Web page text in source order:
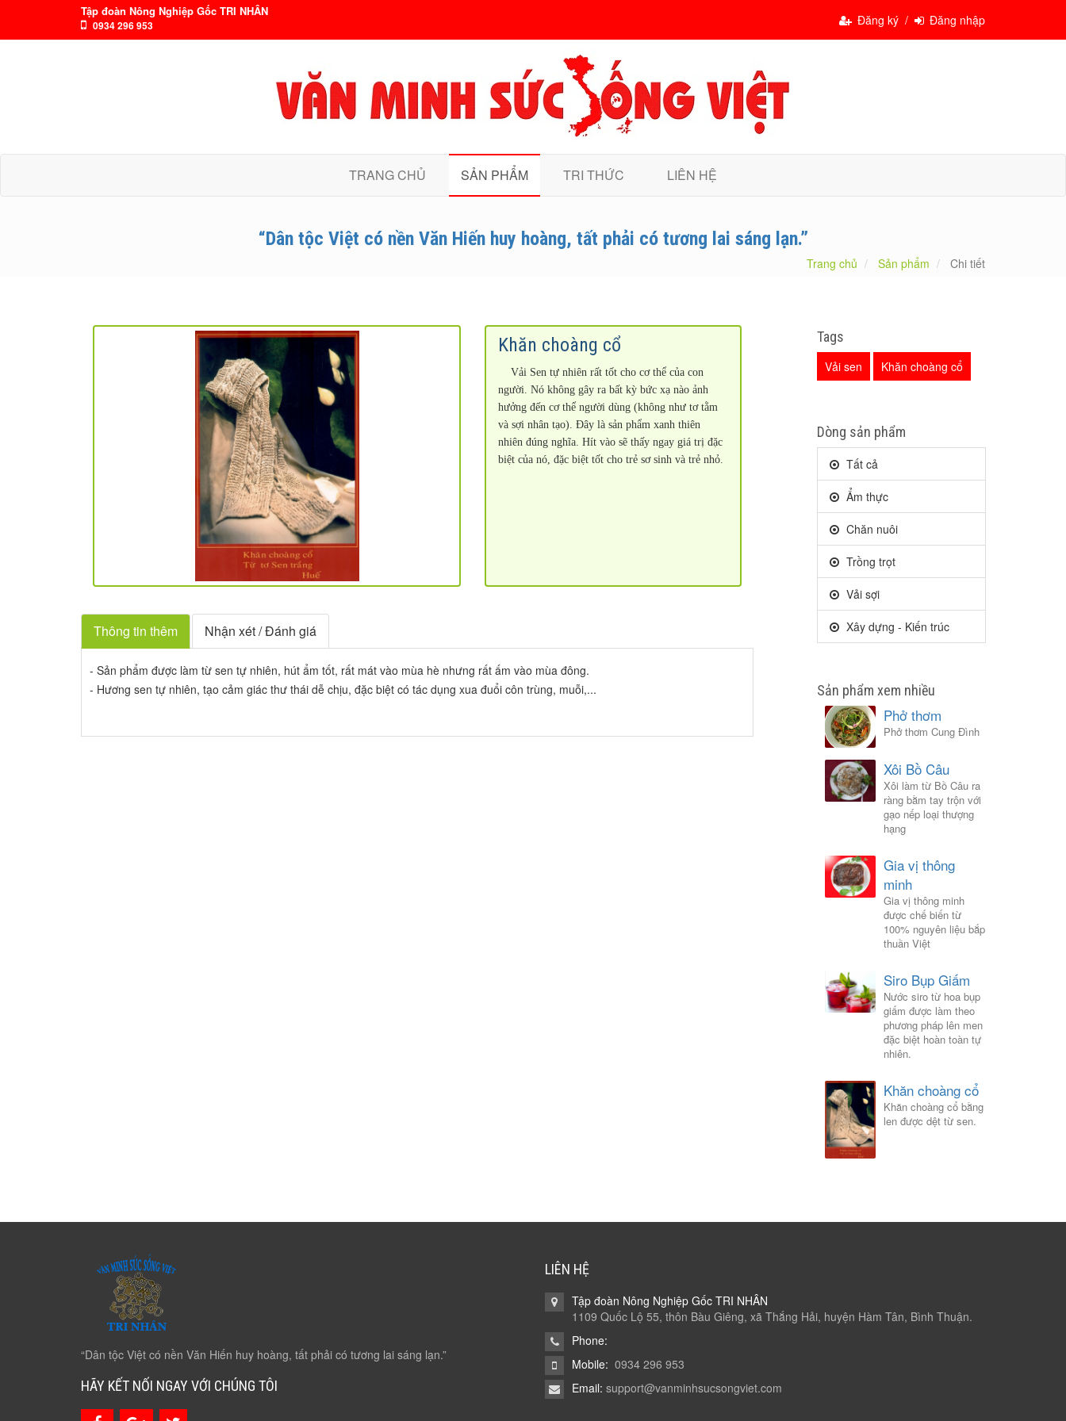
Tập đoàn Nông Nghiệp Gốc TRI NHÂN
0934 296 953 Đăng ký / Đăng nhập
TRANG CHỦ SẢN PHẨM TRI THỨC LIÊN HỆ
“Dân tộc Việt có nền Văn Hiến huy hoàng, tất phải có tương lai sáng lạn.”
Trang chủ Sản phẩm Chi tiết
Khăn choàng cổ
Vải Sen tự nhiên rất tốt cho cơ thể của con
người. Nó không gây ra bất kỳ bức xạ nào ảnh
hưởng đến cơ thể người dùng (không như tơ tằm
và sợi nhân tạo). Đây là sản phẩm xanh thiên
nhiên đúng nghĩa. Hít vào sẽ thấy ngay giá trị đặc
biệt của nó, đặc biệt tốt cho trẻ sơ sinh và trẻ nhỏ.
Thông tin thêm Nhận xét / Đánh giá
- Sản phẩm được làm từ sen tự nhiên, hút ẩm tốt, rất mát vào mùa hè nhưng rất ấm vào mùa đông.
- Hương sen tự nhiên, tạo cảm giác thư thái dễ chịu, đặc biệt có tác dụng xua đuổi côn trùng, muỗi,...
Tags
Vải sen Khăn choàng cổ
Dòng sản phẩm
Tất cả
Ẩm thực
Chăn nuôi
Trồng trọt
Vải sợi
Xây dựng - Kiến trúc
Sản phẩm xem nhiều
Phở thơm
Phở thơm Cung Đình
Xôi Bồ Câu
Xôi làm từ Bồ Câu ra
ràng bằm tay trộn với
gạo nếp loại thượng
hạng
Gia vị thông
minh
Gia vị thông minh
được chế biến từ
100% nguyên liệu bắp
thuần Việt
Siro Bụp Giấm
Nước siro từ hoa bụp
giấm được làm theo
phương pháp lên men
đặc biệt hoàn toàn tự
nhiên.
Khăn choàng cổ
Khăn choàng cổ bằng
len được dệt từ sen.
“Dân tộc Việt có nền Văn Hiến huy hoàng, tất phải có tương lai sáng lạn.”
HÃY KẾT NỐI NGAY VỚI CHÚNG TÔI
LIÊN HỆ
Tập đoàn Nông Nghiệp Gốc TRI NHÂN
1109 Quốc Lộ 55, thôn Bàu Giêng, xã Thắng Hải, huyện Hàm Tân, Bình Thuận.
Phone:
Mobile: 0934 296 953
Email: support@vanminhsucsongviet.com